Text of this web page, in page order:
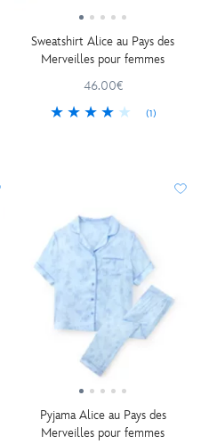
Sweatshirt Alice au Pays des
Merveilles pour femmes
46.00€
(1)
Pyjama Alice au Pays des
Merveilles pour femmes